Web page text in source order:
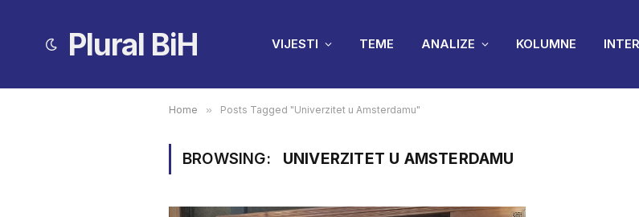
Plural BiH VIJESTI TEME ANALIZE KOLUMNE
Home » Posts Tagged "Univerzitet u Amsterdamu"
BROWSING: UNIVERZITET U AMSTERDAMU